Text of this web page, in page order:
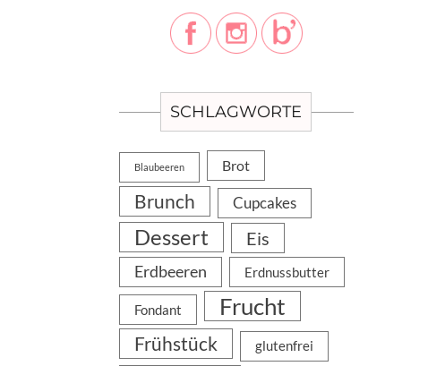
SCHLAGWORTE
Blaubeeren Brot
Brunch Cupcakes
Dessert Eis
Erdbeeren Erdnussbutter
Fondant Frucht
Frühstück glutenfrei